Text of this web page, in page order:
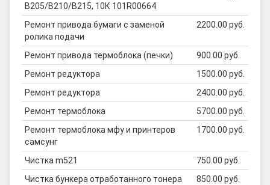
B205/B210/B215, 10К 101R00664
Ремонт привода бумаги с заменой
ролика подачи
2200.00 руб.
Ремонт привода термоблока (печки)
900.00 руб.
Ремонт редуктора
1500.00 руб.
Ремонт редуктора
2400.00 руб.
Ремонт термоблока
5700.00 руб.
Ремонт термоблока мфу и принтеров
самсунг
1700.00 руб.
Чистка m521
750.00 руб.
Чистка бункера отработанного тонера
850.00 руб.